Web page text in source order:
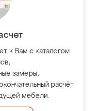
к Вам с каталогом
замеры,
расчёт
мебели.